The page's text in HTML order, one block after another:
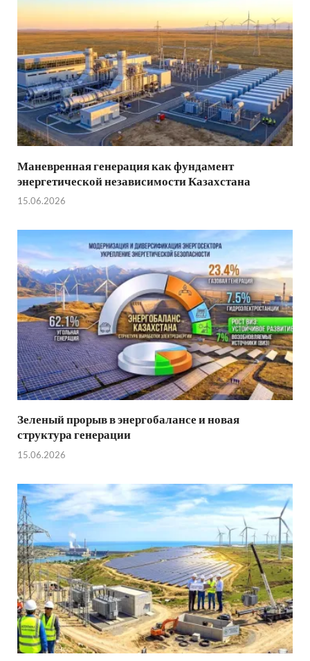
Маневренная генерация как фундамент
энергетической независимости Казахстана
15.06.2026
Зеленый прорыв в энергобалансе и новая
структура генерации
15.06.2026